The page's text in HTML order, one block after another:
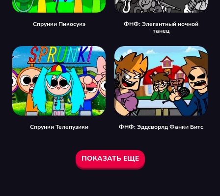
Спрунки Пикосукэ
ФНФ: Элегантный ночной
танец
Спрунки Телепузики ФНФ: Эддсворлд Фанки Битс
ПОКАЗАТЬ ЕЩЕ